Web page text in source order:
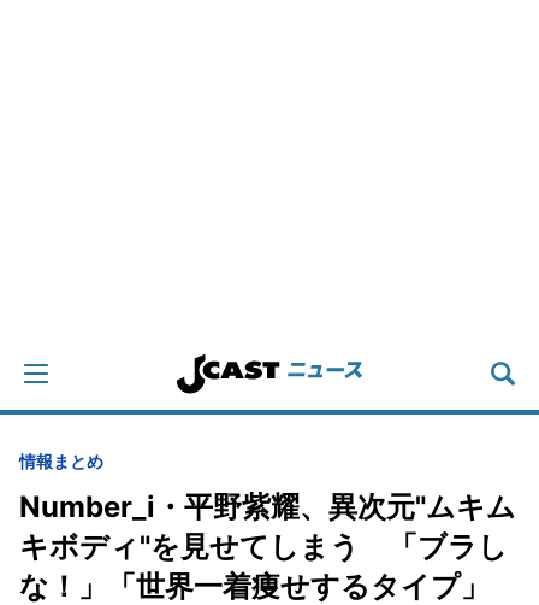
情報まとめ
Number_i・平野紫耀、異次元"ムキム
キボディ"を見せてしまう 「ブラし
な！」「世界一着痩せするタイプ」